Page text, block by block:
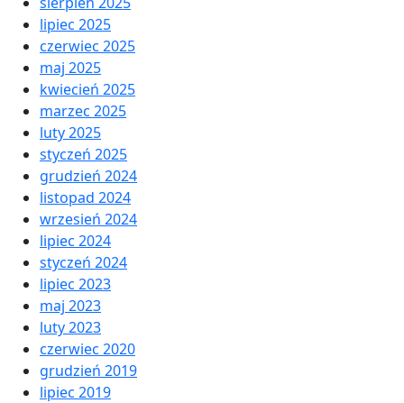
lipiec 2025
czerwiec 2025
maj 2025
kwiecień 2025
marzec 2025
luty 2025
styczeń 2025
grudzień 2024
listopad 2024
wrzesień 2024
lipiec 2024
styczeń 2024
lipiec 2023
maj 2023
luty 2023
czerwiec 2020
grudzień 2019
lipiec 2019